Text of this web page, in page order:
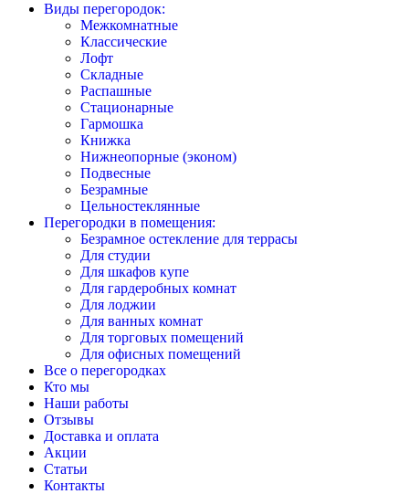
Виды перегородок:
Межкомнатные
Классические
Лофт
Складные
Распашные
Стационарные
Гармошка
Книжка
Нижнеопорные (эконом)
Подвесные
Безрамные
Цельностеклянные
Перегородки в помещения:
Безрамное остекление для террасы
Для студии
Для шкафов купе
Для гардеробных комнат
Для лоджии
Для ванных комнат
Для торговых помещений
Для офисных помещений
Все о перегородках
Кто мы
Наши работы
Отзывы
Доставка и оплата
Акции
Статьи
Контакты